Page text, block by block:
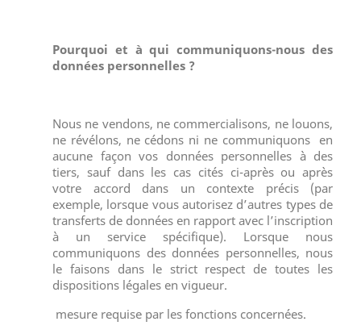
Pourquoi et à qui communiquons-nous des
données personnelles ?
Nous ne vendons, ne commercialisons, ne louons,
ne révélons, ne cédons ni ne communiquons en
aucune façon vos données personnelles à des
tiers, sauf dans les cas cités ci-après ou après
votre accord dans un contexte précis (par
exemple, lorsque vous autorisez d’autres types de
transferts de données en rapport avec l’inscription
à un service spécifique). Lorsque nous
communiquons des données personnelles, nous
le faisons dans le strict respect de toutes les
dispositions légales en vigueur.
mesure requise par les fonctions concernées.